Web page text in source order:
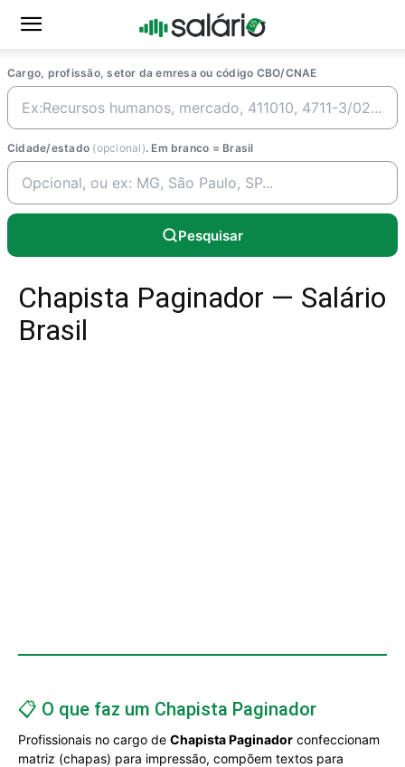
Cargo, profissão, setor da emresa ou código CBO/CNAE
Cidade/estado (opcional). Em branco = Brasil
Pesquisar
Chapista Paginador — Salário
Brasil
📋 O que faz um Chapista Paginador
Profissionais no cargo de Chapista Paginador confeccionam
matriz (chapas) para impressão, compõem textos para